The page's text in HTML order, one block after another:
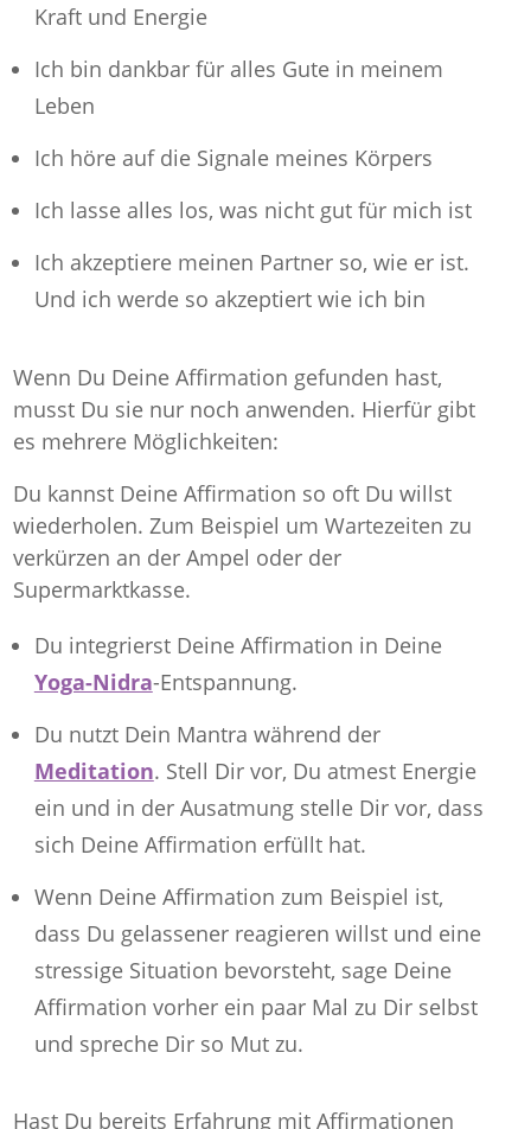
Kraft und Energie
Ich bin dankbar für alles Gute in meinem
Leben
Ich höre auf die Signale meines Körpers
Ich lasse alles los, was nicht gut für mich ist
Ich akzeptiere meinen Partner so, wie er ist.
Und ich werde so akzeptiert wie ich bin
Wenn Du Deine Affirmation gefunden hast,
musst Du sie nur noch anwenden. Hierfür gibt
es mehrere Möglichkeiten:
Du kannst Deine Affirmation so oft Du willst
wiederholen. Zum Beispiel um Wartezeiten zu
verkürzen an der Ampel oder der
Supermarktkasse.
Du integrierst Deine Affirmation in Deine
Yoga-Nidra-Entspannung.
Du nutzt Dein Mantra während der
Meditation. Stell Dir vor, Du atmest Energie
ein und in der Ausatmung stelle Dir vor, dass
sich Deine Affirmation erfüllt hat.
Wenn Deine Affirmation zum Beispiel ist,
dass Du gelassener reagieren willst und eine
stressige Situation bevorsteht, sage Deine
Affirmation vorher ein paar Mal zu Dir selbst
und spreche Dir so Mut zu.
Hast Du bereits Erfahrung mit Affirmationen